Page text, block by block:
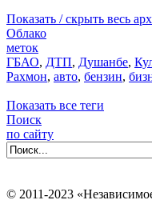
Показать / скрыть весь
Облако
меток
ГБАО, ДТП, Душанбе,
Рахмон, авто, бензин,
Показать все теги
Поиск
по сайту
© 2011-2023